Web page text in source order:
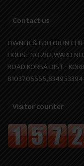
Contact us
OWNER & EDITOR IN
HOUSE NO.282,WARD
ROAD KORBA DIST.-
Visitor counter